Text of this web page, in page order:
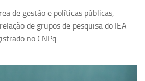
de gestão e políticas públicas,
de grupos de pesquisa do IEA-
no CNPq